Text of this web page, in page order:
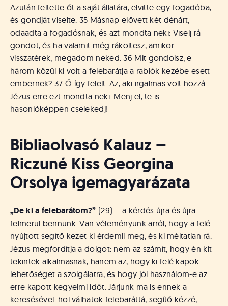
Azután feltette őt a saját állatára, elvitte egy fogadóba,
és gondját viselte. 35 Másnap elővett két dénárt,
odaadta a fogadósnak, és azt mondta neki: Viselj rá
gondot, és ha valamit még ráköltesz, amikor
visszatérek, megadom neked. 36 Mit gondolsz, e
három közül ki volt a felebarátja a rablók kezébe esett
embernek? 37 Ő így felelt: Az, aki irgalmas volt hozzá.
Jézus erre ezt mondta neki: Menj el, te is
hasonlóképpen cselekedj!
Bibliaolvasó Kalauz –
Riczuné Kiss Georgina
Orsolya igemagyarázata
„De ki a felebarátom?” (29) – a kérdés újra és újra
felmerül bennünk. Van véleményünk arról, hogy a felé
nyújtott segítő kezet ki érdemli meg, és ki méltatlan rá.
Jézus megfordítja a dolgot: nem az számít, hogy én kit
tekintek alkalmasnak, hanem az, hogy ki felé kapok
lehetőséget a szolgálatra, és hogy jól használom-e az
erre kapott kegyelmi időt. Járjunk ma is ennek a
keresésével: hol válhatok felebaráttá, segítő kézzé,